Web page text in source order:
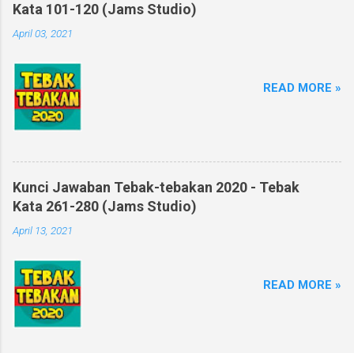
Kata 101-120 (Jams Studio)
April 03, 2021
READ MORE »
Kunci Jawaban Tebak-tebakan 2020 - Tebak
Kata 261-280 (Jams Studio)
April 13, 2021
READ MORE »